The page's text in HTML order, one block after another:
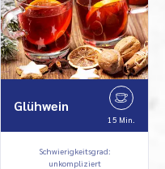
Glühwein
15 Min.
Schwierigkeitsgrad:
unkompliziert